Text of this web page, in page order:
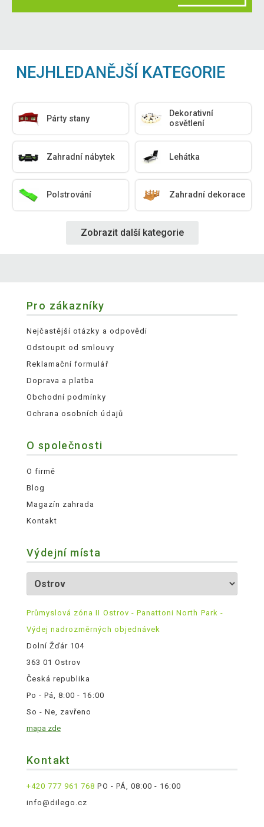
NEJHLEDANĚJŠÍ KATEGORIE
Párty stany
Dekorativní
osvětlení
Zahradní nábytek Lehátka
Polstrování Zahradní dekorace
Zobrazit další kategorie
Pro zákazníky
Nejčastější otázky a odpovědi
Odstoupit od smlouvy
Reklamační formulář
Doprava a platba
Obchodní podmínky
Ochrana osobních údajů
O společnosti
O firmě
Blog
Magazín zahrada
Kontakt
Výdejní místa
Průmyslová zóna II Ostrov - Panattoni North Park -
Výdej nadrozměrných objednávek
Dolní Žďár 104
363 01 Ostrov
Česká republika
Po - Pá, 8:00 - 16:00
So - Ne, zavřeno
mapa zde
Kontakt
+420 777 961 768 PO - PÁ, 08:00 - 16:00
info@dilego.cz